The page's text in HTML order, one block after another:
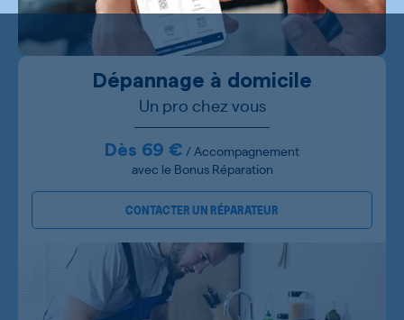
Dépannage à domicile
Un pro chez vous
Dès 69 € / Accompagnement
avec le Bonus Réparation
CONTACTER UN RÉPARATEUR